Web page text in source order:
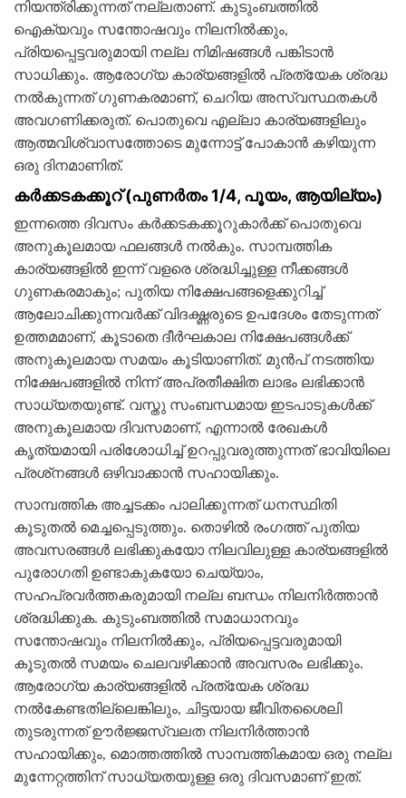
നിയന്ത്രിക്കുന്നത് നല്ലതാണ്. കുടുംബത്തില്‍
ഐക്യവും സന്തോഷവും നിലനില്‍ക്കും,
പ്രിയപ്പെട്ടവരുമായി നല്ല നിമിഷങ്ങള്‍ പങ്കിടാന്‍
സാധിക്കും. ആരോഗ്യ കാര്യങ്ങളില്‍ പ്രത്യേക ശ്രദ്ധ
നല്‍കുന്നത് ഗുണകരമാണ്, ചെറിയ അസ്വസ്ഥതകള്‍
അവഗണിക്കരുത്. പൊതുവെ എല്ലാ കാര്യങ്ങളിലും
ആത്മവിശ്വാസത്തോടെ മുന്നോട്ട് പോകാന്‍ കഴിയുന്ന
ഒരു ദിനമാണിത്.
കര്‍ക്കടകക്കൂറ് (പുണര്‍തം 1/4, പൂയം, ആയില്യം)
ഇന്നത്തെ ദിവസം കര്‍ക്കടകക്കൂറുകാര്‍ക്ക് പൊതുവെ
അനുകൂലമായ ഫലങ്ങള്‍ നല്‍കും. സാമ്പത്തിക
കാര്യങ്ങളില്‍ ഇന്ന് വളരെ ശ്രദ്ധിച്ചുള്ള നീക്കങ്ങള്‍
ഗുണകരമാകും; പുതിയ നിക്ഷേപങ്ങളെക്കുറിച്ച്
ആലോചിക്കുന്നവര്‍ക്ക് വിദഗ്ദ്ധരുടെ ഉപദേശം തേടുന്നത്
ഉത്തമമാണ്, കൂടാതെ ദീര്‍ഘകാല നിക്ഷേപങ്ങള്‍ക്ക്
അനുകൂലമായ സമയം കൂടിയാണിത്. മുന്‍പ് നടത്തിയ
നിക്ഷേപങ്ങളില്‍ നിന്ന് അപ്രതീക്ഷിത ലാഭം ലഭിക്കാന്‍
സാധ്യതയുണ്ട്. വസ്തു സംബന്ധമായ ഇടപാടുകള്‍ക്ക്
അനുകൂലമായ ദിവസമാണ്, എന്നാല്‍ രേഖകള്‍
കൃത്യമായി പരിശോധിച്ച് ഉറപ്പുവരുത്തുന്നത് ഭാവിയിലെ
പ്രശ്‌നങ്ങള്‍ ഒഴിവാക്കാന്‍ സഹായിക്കും.
സാമ്പത്തിക അച്ചടക്കം പാലിക്കുന്നത് ധനസ്ഥിതി
കൂടുതല്‍ മെച്ചപ്പെടുത്തും. തൊഴില്‍ രംഗത്ത് പുതിയ
അവസരങ്ങള്‍ ലഭിക്കുകയോ നിലവിലുള്ള കാര്യങ്ങളില്‍
പുരോഗതി ഉണ്ടാകുകയോ ചെയ്യാം,
സഹപ്രവര്‍ത്തകരുമായി നല്ല ബന്ധം നിലനിര്‍ത്താന്‍
ശ്രദ്ധിക്കുക. കുടുംബത്തില്‍ സമാധാനവും
സന്തോഷവും നിലനില്‍ക്കും, പ്രിയപ്പെട്ടവരുമായി
കൂടുതല്‍ സമയം ചെലവഴിക്കാന്‍ അവസരം ലഭിക്കും.
ആരോഗ്യ കാര്യങ്ങളില്‍ പ്രത്യേക ശ്രദ്ധ
നല്‍കേണ്ടതില്ലെങ്കിലും, ചിട്ടയായ ജീവിതശൈലി
തുടരുന്നത് ഊര്‍ജ്ജസ്വലത നിലനിര്‍ത്താന്‍
സഹായിക്കും, മൊത്തത്തില്‍ സാമ്പത്തികമായ ഒരു നല്ല
മുന്നേറ്റത്തിന് സാധ്യതയുള്ള ഒരു ദിവസമാണ് ഇത്.